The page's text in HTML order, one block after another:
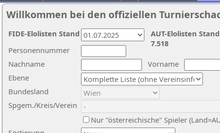
Willkommen bei den offiziellen
Nachname
Vorname
Ebene
Personennummer
Bundesland
Spgem./Kreis/Verein
Nur "österreichische" Spieler
AUT-Elolisten
7.518
FIDE-Elolisten Stand